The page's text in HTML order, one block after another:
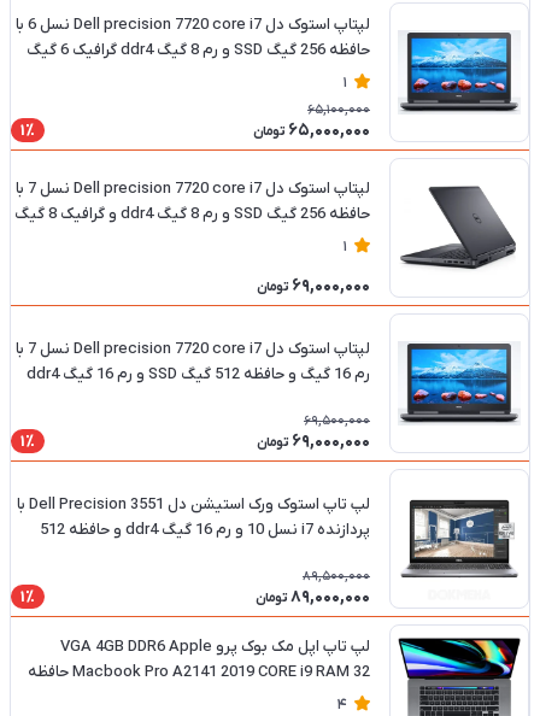
لپتاپ استوک دل Dell precision 7720 core i7 نسل 6 با
حافظه 256 گیگ SSD و رم 8 گیگ ddr4 گرافیک 6 گیگ
NVIDIA
1
65,100,000
65,000,000 تومان 1٪
لپتاپ استوک دل Dell precision 7720 core i7 نسل 7 با
حافظه 256 گیگ SSD و رم 8 گیگ ddr4 و گرافیک 8 گیگ
NVIDIA Quadro
1
69,000,000 تومان
لپتاپ استوک دل Dell precision 7720 core i7 نسل 7 با
رم 16 گیگ و حافظه 512 گیگ SSD و رم 16 گیگ ddr4
69,500,000
69,000,000 تومان 1٪
لپ‌ تاپ استوک ورک استیشن دل Dell Precision 3551 با
پردازنده i7 نسل 10 و رم 16 گیگ ddr4 و حافظه 512
89,500,000
89,000,000 تومان 1٪
لپ تاپ اپل مک بوک پرو VGA 4GB DDR6 Apple
Macbook Pro A2141 2019 CORE i9 RAM 32 حافظه
500 SSD تاچ بار4